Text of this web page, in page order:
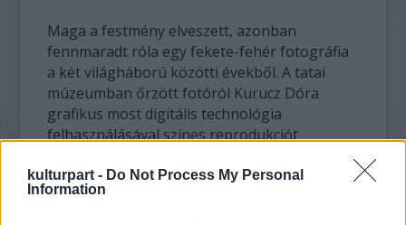
kulturpart - Do Not Process My Personal
Information
Maga a festmény elveszett, azonban
fennmaradt róla egy fekete-fehér fotográfia
a két világháború közötti évekből. A tatai
múzeumban őrzött fotóról Kurucz Dóra
grafikus most digitális technológia
felhasználásával színes reprodukciót
Balassi Intézet - Collegium Hungaricum
támogatásával. A színek azonosításához az